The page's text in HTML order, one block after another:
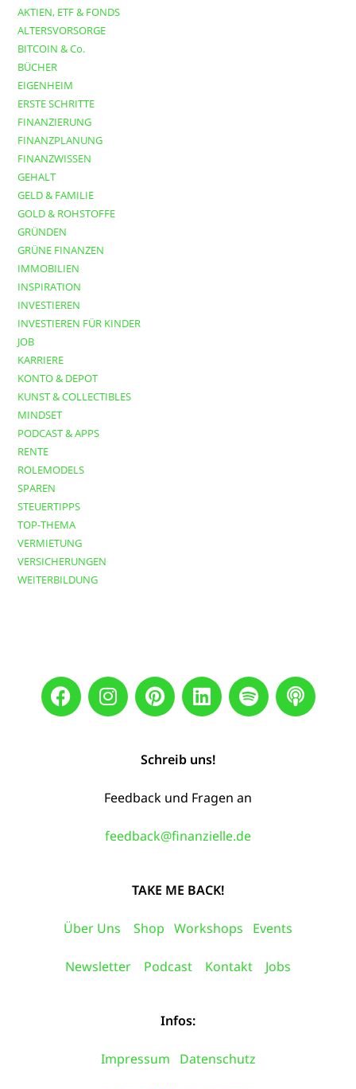
AKTIEN, ETF & FONDS
ALTERSVORSORGE
BITCOIN & Co.
BÜCHER
EIGENHEIM
ERSTE SCHRITTE
FINANZIERUNG
FINANZPLANUNG
FINANZWISSEN
GEHALT
GELD & FAMILIE
GOLD & ROHSTOFFE
GRÜNDEN
GRÜNE FINANZEN
IMMOBILIEN
INSPIRATION
INVESTIEREN
INVESTIEREN FÜR KINDER
JOB
KARRIERE
KONTO & DEPOT
KUNST & COLLECTIBLES
MINDSET
PODCAST & APPS
RENTE
ROLEMODELS
SPAREN
STEUERTIPPS
TOP-THEMA
VERMIETUNG
VERSICHERUNGEN
WEITERBILDUNG
Schreib uns!
Feedback und Fragen an
feedback@finanzielle.de
TAKE ME BACK!
Über Uns Shop Workshops Events
Newsletter Podcast Kontakt Jobs
Infos:
Impressum Datenschutz